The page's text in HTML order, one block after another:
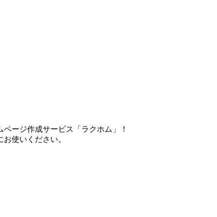
ージ作成サービス「ラクホム」！
使いください。